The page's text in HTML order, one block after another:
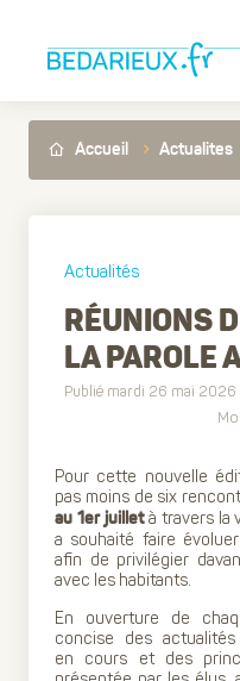
Accueil Actualites
Actualités
RÉUNIONS
LA PAROLE
Publié mardi 26 mai 2026
Pour cette nouvelle
pas moins de six
au 1er juillet à travers la
a souhaité faire
afin de privilégier
avec les habitants.
En ouverture de
concise des
en cours et des